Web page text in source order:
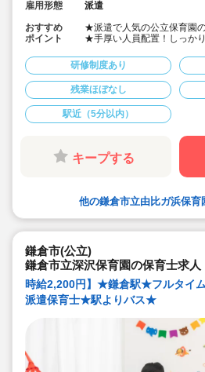
雇用形態
派遣
おすすめ
ポイント
★派遣で人気の公立保育園
★手厚い人員配置！しっか
★公立保育園の経験をでき
★時給2,200円・フルタイム
研修制度あり
残業ほぼなし
駅近（5分以内）
キープする
他の鎌倉市立由比ガ浜保育
鎌倉市(公立)
鎌倉市立深沢保育園の保育士求人
時給2,200円】★鎌倉駅★フルタイ
派遣保育士★駅よりバス★